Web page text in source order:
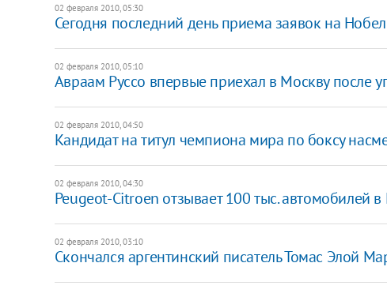
02 февраля 2010, 05:30
Сегодня последний день приема заявок на
02 февраля 2010, 05:10
Авраам Руссо впервые приехал в Москву после
02 февраля 2010, 04:50
Кандидат на титул чемпиона мира по боксу
02 февраля 2010, 04:30
Peugeot-Citroen отзывает 100 тыс. автомобилей
02 февраля 2010, 03:10
Скончался аргентинский писатель Томас Элой